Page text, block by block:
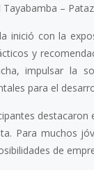
Tayabamba –
inició con la
y
impulsar la
para el
Para muchos
de